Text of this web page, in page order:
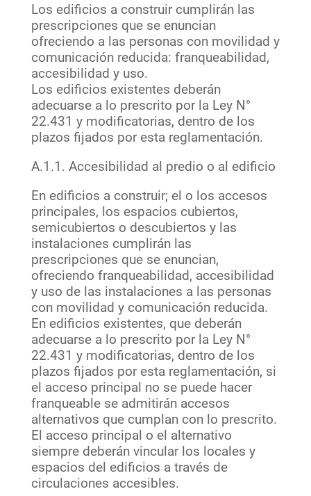
Los edificios a construir cumplirán las
prescripciones que se enuncian
ofreciendo a las personas con movilidad y
comunicación reducida: franqueabilidad,
accesibilidad y uso.
Los edificios existentes deberán
adecuarse a lo prescrito por la Ley N°
22.431 y modificatorias, dentro de los
plazos fijados por esta reglamentación.
A.1.1. Accesibilidad al predio o al edificio
En edificios a construir; el o los accesos
principales, los espacios cubiertos,
semicubiertos o descubiertos y las
instalaciones cumplirán las
prescripciones que se enuncian,
ofreciendo franqueabilidad, accesibilidad
y uso de las instalaciones a las personas
con movilidad y comunicación reducida.
En edificios existentes, que deberán
adecuarse a lo prescrito por la Ley N°
22.431 y modificatorias, dentro de los
plazos fijados por esta reglamentación, si
el acceso principal no se puede hacer
franqueable se admitirán accesos
alternativos que cumplan con lo prescrito.
El acceso principal o el alternativo
siempre deberán vincular los locales y
espacios del edificios a través de
circulaciones accesibles.